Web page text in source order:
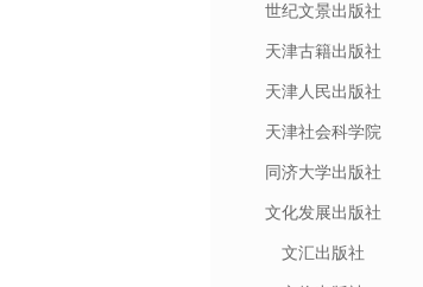
世纪文景出版社
天津古籍出版社
天津人民出版社
天津社会科学院
同济大学出版社
文化发展出版社
文汇出版社